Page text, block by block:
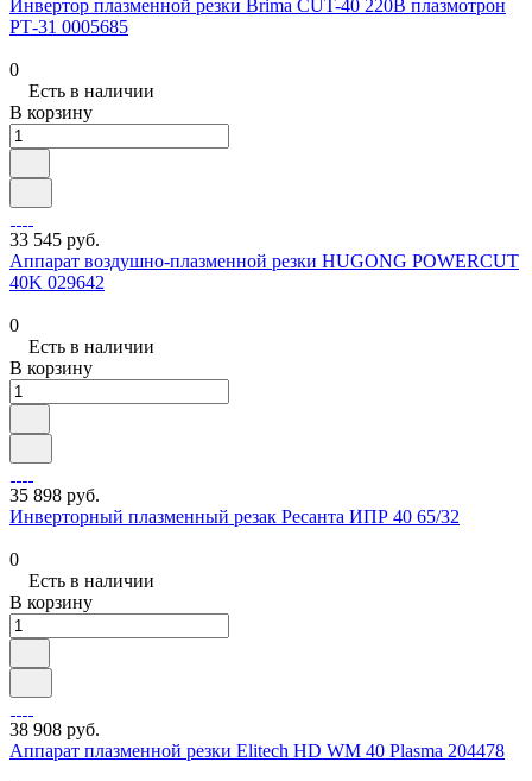
Инвертор плазменной резки Brima CUT-40 220В плазмотрон
РТ-31 0005685
0
Есть в наличии
В корзину
33 545 руб.
Аппарат воздушно-плазменной резки HUGONG POWERCUT
40K 029642
0
Есть в наличии
В корзину
35 898 руб.
Инверторный плазменный резак Ресанта ИПР 40 65/32
0
Есть в наличии
В корзину
38 908 руб.
Аппарат плазменной резки Elitech HD WM 40 Plasma 204478